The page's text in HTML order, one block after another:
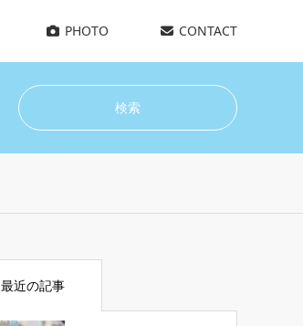
PHOTO CONTACT
最近の記事